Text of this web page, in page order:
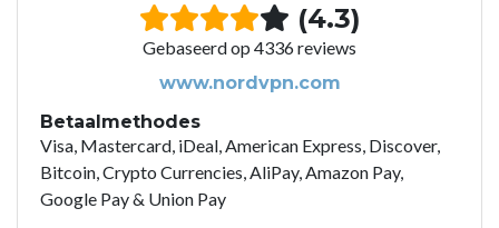
(4.3)
Gebaseerd op 4336 reviews
www.nordvpn.com
Betaalmethodes
Visa, Mastercard, iDeal, American Express, Discover,
Bitcoin, Crypto Currencies, AliPay, Amazon Pay,
Google Pay & Union Pay